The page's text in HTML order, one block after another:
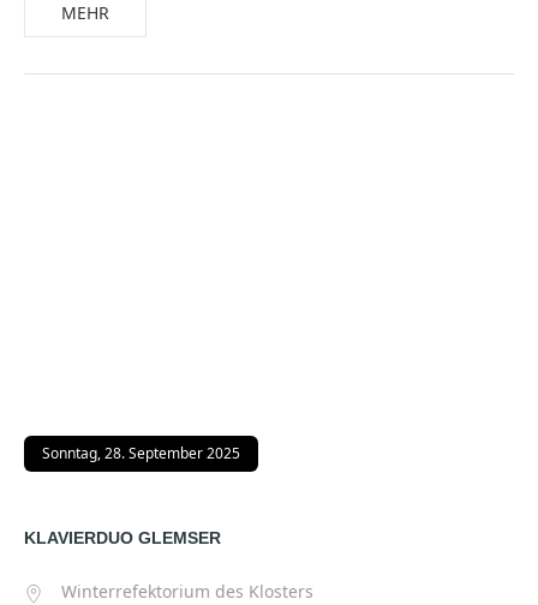
MEHR
Sonntag, 28. September 2025
KLAVIERDUO GLEMSER
Winterrefektorium des Klosters